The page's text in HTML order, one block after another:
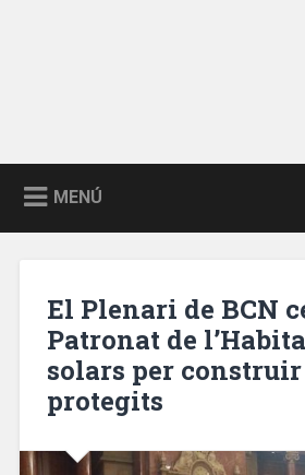
MENÚ
El Plenari de BCN
Patronat de
solars per construir
protegits